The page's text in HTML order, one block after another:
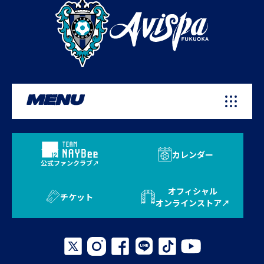
MENU
公式ファンクラブ
カレンダー
チケット
オフィシャル
オンラインストア